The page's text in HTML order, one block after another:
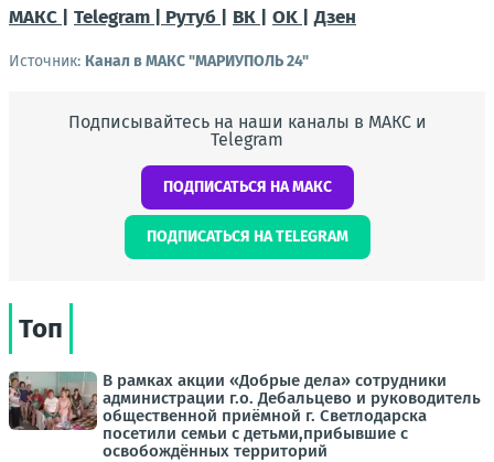
МАКС |
Telegram | Рутуб | ВК | OK | Дзен
Источник: Канал в МАКС "МАРИУПОЛЬ 24"
Подписывайтесь на наши каналы в МАКС и
Telegram
ПОДПИСАТЬСЯ НА МАКС
ПОДПИСАТЬСЯ НА TELEGRAM
Топ
В рамках акции «Добрые дела» сотрудники
администрации г.о. Дебальцево и руководитель
общественной приёмной г. Светлодарска
посетили семьи с детьми,прибывшие с
освобождённых территорий